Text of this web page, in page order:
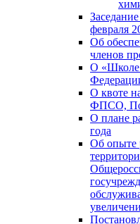
февраля
Об
членов
О «Школе
О квоте
ФПСО,
О плане
года
Об опыте